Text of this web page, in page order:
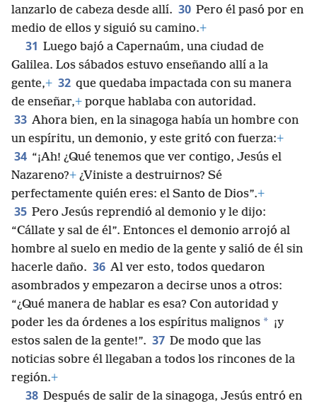
lanzarlo de cabeza desde allí. 30 Pero él pasó por en
medio de ellos y siguió su camino.+
31 Luego bajó a Capernaúm, una ciudad de
Galilea. Los sábados estuvo enseñando allí a la
gente,+ 32 que quedaba impactada con su manera
de enseñar,+ porque hablaba con autoridad.
33 Ahora bien, en la sinagoga había un hombre con
un espíritu, un demonio, y este gritó con fuerza:+
34 “¡Ah! ¿Qué tenemos que ver contigo, Jesús el
Nazareno?+ ¿Viniste a destruirnos? Sé
perfectamente quién eres: el Santo de Dios”.+
35 Pero Jesús reprendió al demonio y le dijo:
“Cállate y sal de él”. Entonces el demonio arrojó al
hombre al suelo en medio de la gente y salió de él sin
hacerle daño. 36 Al ver esto, todos quedaron
asombrados y empezaron a decirse unos a otros:
“¿Qué manera de hablar es esa? Con autoridad y
poder les da órdenes a los espíritus malignos * ¡y
estos salen de la gente!”. 37 De modo que las
noticias sobre él llegaban a todos los rincones de la
región.+
38 Después de salir de la sinagoga, Jesús entró en